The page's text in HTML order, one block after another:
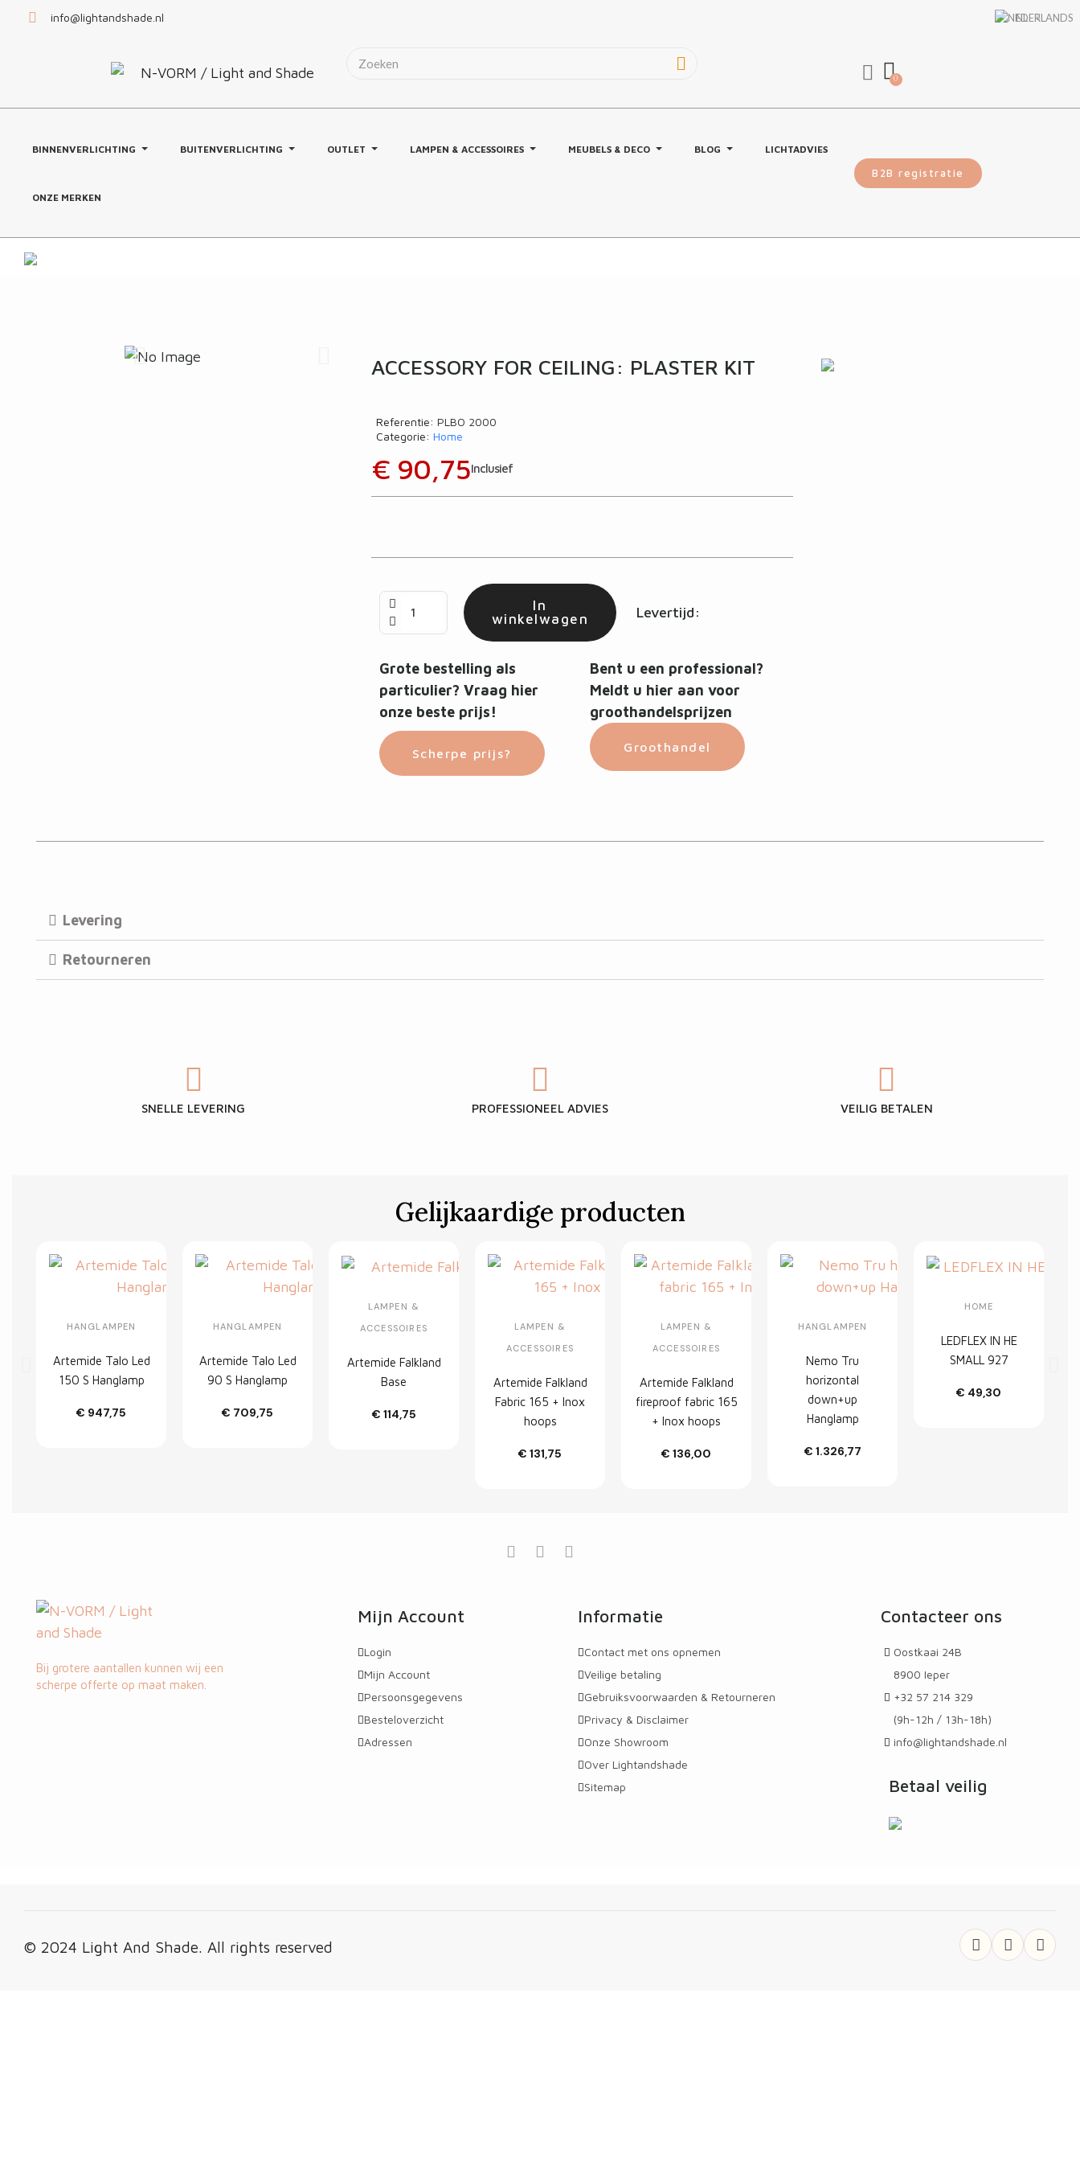
info@lightandshade.nl NL
BINNENVERLICHTING BUITENVERLICHTING OUTLET LAMPEN & ACCESSOIRES MEUBELS & DECO BLOG LICHTADVIES
ONZE MERKEN
B2B registratie
ACCESSORY FOR CEILING: PLASTER KIT
Referentie
PLBO 2000
Categorie
Home
€ 90,75Inclusief
In
winkelwagen
Levertijd:
Grote bestelling als
particulier? Vraag hier
onze beste prijs!
Scherpe prijs?
Bent u een professional?
Meldt u hier aan voor
groothandelsprijzen
Groothandel
Levering
Retourneren
SNELLE LEVERING PROFESSIONEEL ADVIES VEILIG BETALEN
Gelijkaardige producten
HANGLAMPEN
Artemide Talo Led
150 S Hanglamp
€ 947,75
Customize
HANGLAMPEN
Artemide Talo Led
90 S Hanglamp
€ 709,75
Customize
LAMPEN &
ACCESSOIRES
Artemide Falkland
Base
€ 114,75
Customize
LAMPEN &
ACCESSOIRES
Artemide Falkland
Fabric 165 + Inox
hoops
€ 131,75
Customize
LAMPEN &
ACCESSOIRES
Artemide Falkland
fireproof fabric 165
+ Inox hoops
€ 136,00
Customize
HANGLAMPEN
Nemo Tru
horizontal
down+up
Hanglamp
€ 1.326,77
Customize
HOME
LEDFLEX IN HE
SMALL 927
€ 49,30
In
winkelwagen
SET B
€ 42,82
Bij grotere aantallen kunnen wij een
scherpe offerte op maat maken.
Mijn Account
Login
Mijn Account
Persoonsgegevens
Besteloverzicht
Adressen
Informatie
Contact met ons opnemen
Veilige betaling
Gebruiksvoorwaarden & Retourneren
Privacy & Disclaimer
Onze Showroom
Over Lightandshade
Sitemap
Contacteer ons
Oostkaai 24B
8900 Ieper
+32 57 214 329
(9h-12h / 13h-18h)
info@lightandshade.nl
Betaal veilig
© 2024 Light And Shade. All rights reserved